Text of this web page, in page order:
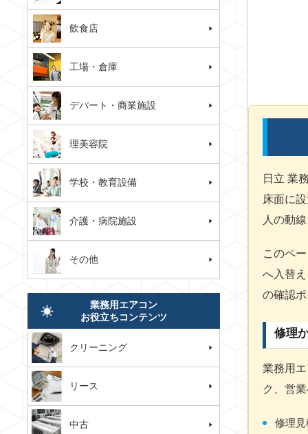
日立 業
床面に
人の動
このペ
へ入替
の確認
修理
業務用
ク、営
修理
飲食店
工場・倉庫
デパート・商業施設
理美容院
学校・教育設備
介護・病院施設
その他
業務用エアコン
お役立ちコンテンツ
クリーニング
リース
中古